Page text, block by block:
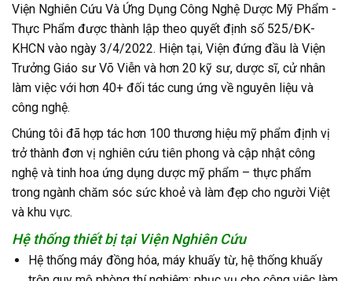
Viện Nghiên Cứu Và Ứng Dụng Công Nghệ Dược Mỹ Phẩm -
Thực Phẩm được thành lập theo quyết định số 525/ĐK-
KHCN vào ngày 3/4/2022. Hiện tại, Viện đứng đầu là Viện
Trưởng Giáo sư Võ Viễn và hơn 20 kỹ sư, dược sĩ, cử nhân
làm việc với hơn 40+ đối tác cung ứng về nguyên liệu và
công nghệ.
Chúng tôi đã hợp tác hơn 100 thương hiệu mỹ phẩm định vị
trở thành đơn vị nghiên cứu tiên phong và cập nhật công
nghệ và tinh hoa ứng dụng dược mỹ phẩm – thực phẩm
trong ngành chăm sóc sức khoẻ và làm đẹp cho người Việt
và khu vực.
Hệ thống thiết bị tại Viện Nghiên Cứu
Hệ thống máy đồng hóa, máy khuấy từ, hệ thống khuấy